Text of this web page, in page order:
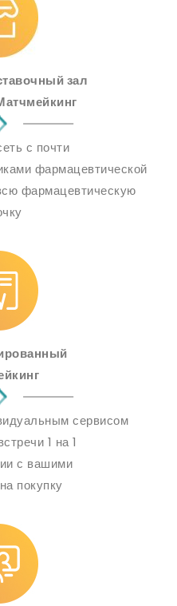
зал
с почти
фармацевтической
фармацевтическую
сервисом
1 на 1
с вашими
покупку